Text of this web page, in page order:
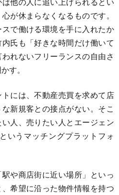
が休まらなくなるものです。
で働ける環境を手に入れたか
氏も「好きな時間だけ働いて
れないフリーランスの自由さ
す。
には、不動産売買を求めて店
新規客との接点がない。そこ
人、売りたい人とエージェン
いうマッチングプラットフォ
や商店街に近い場所」といっ
希望に沿った物件情報を持つ